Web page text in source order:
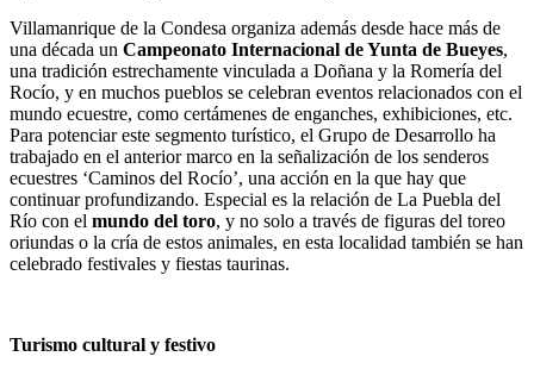
Villamanrique de la Condesa organiza además desde hace más de
una década un Campeonato Internacional de Yunta de Bueyes,
una tradición estrechamente vinculada a Doñana y la Romería del
Rocío, y en muchos pueblos se celebran eventos relacionados con el
mundo ecuestre, como certámenes de enganches, exhibiciones, etc.
Para potenciar este segmento turístico, el Grupo de Desarrollo ha
trabajado en el anterior marco en la señalización de los senderos
ecuestres ‘Caminos del Rocío’, una acción en la que hay que
continuar profundizando. Especial es la relación de La Puebla del
Río con el mundo del toro, y no solo a través de figuras del toreo
oriundas o la cría de estos animales, en esta localidad también se han
celebrado festivales y fiestas taurinas.
Turismo cultural y festivo